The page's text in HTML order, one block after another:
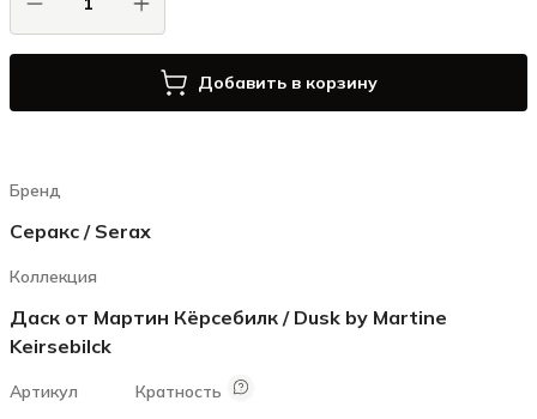
Добавить в корзину
Бренд
Серакс / Serax
Коллекция
Даск от Мартин Кёрсебилк / Dusk by Martine
Keirsebilck
Артикул Кратность